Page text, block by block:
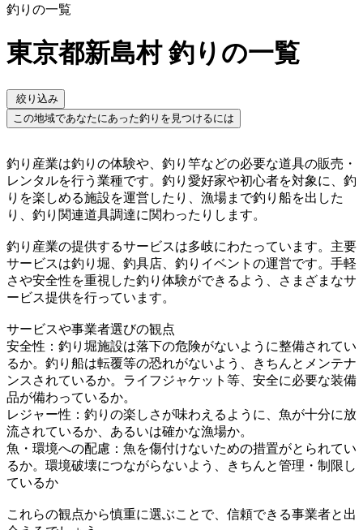
釣りの一覧
東京都新島村 釣りの一覧
絞り込み
この地域であなたにあった釣りを見つけるには
釣り産業は釣りの体験や、釣り竿などの必要な道具の販売・
レンタルを行う業種です。釣り愛好家や初心者を対象に、釣
りを楽しめる施設を運営したり、漁場まで釣り船を出した
り、釣り関連道具調達に関わったりします。
釣り産業の提供するサービスは多岐にわたっています。主要
サービスは釣り堀、釣具店、釣りイベントの運営です。手軽
さや安全性を重視した釣り体験ができるよう、さまざまなサ
ービス提供を行っています。
サービスや事業者選びの観点
安全性：釣り堀施設は落下の危険がないように整備されてい
るか。釣り船は転覆等の恐れがないよう、きちんとメンテナ
ンスされているか。ライフジャケット等、安全に必要な装備
品が備わっているか。
レジャー性：釣りの楽しさが味わえるように、魚が十分に放
流されているか、あるいは確かな漁場か。
魚・環境への配慮：魚を傷付けないための措置がとられてい
るか。環境破壊につながらないよう、きちんと管理・制限し
ているか
これらの観点から慎重に選ぶことで、信頼できる事業者と出